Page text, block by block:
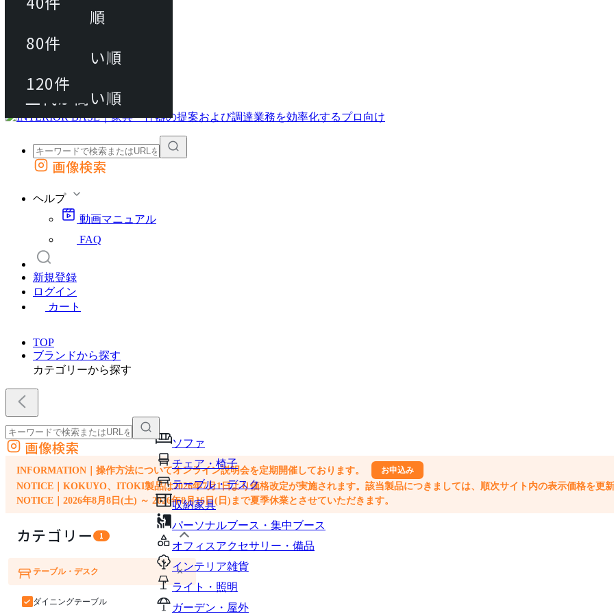
動画マニュアル
FAQ
カート
外部サイトの商品をカートに追加
画像検索
ヘルプ
動画マニュアル
FAQ
新規登録
ログイン
カート
TOP
ブランドから探す
カテゴリーから探す
ソファ
チェア・椅子
テーブル・デスク
収納家具
パーソナルブース・集中ブース
オフィスアクセサリー・備品
インテリア雑貨
ライト・照明
ガーデン・屋外
外部サイトの商品をカートに追加
他のサイトで見つけた商品ページのURLを貼り付けて、カートに追加できます
画像検索
INFORMATION｜操作方法についてオンライン説明会を定期開催しております。 お申込み
NOTICE｜KOKUYO、ITOKI製品は2026年7月1日より価格改定が実施されます。該当製品につきましては、順次サイト内の表示価格を更新
NOTICE｜2026年8月8日(土) ～ 2026年8月16日(日)まで夏季休業とさせていただきます。
カテゴリー 1
ソファ
チェア・椅子
テーブル・デスク ×
ダイニングテーブル
80件
120件
おすすめ順
上代が安い順
上代が高い順
80件
120件